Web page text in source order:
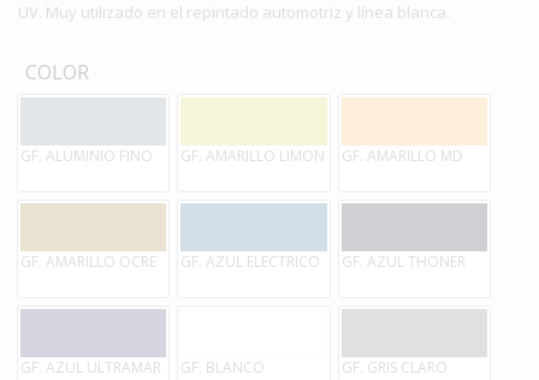
UV. Muy utilizado en el repintado automotriz y línea blanca.
COLOR
GF. ALUMINIO FINO GF. AMARILLO LIMON GF. AMARILLO MD
GF. AMARILLO OCRE GF. AZUL ELECTRICO GF. AZUL THONER
GF. AZUL ULTRAMAR GF. BLANCO GF. GRIS CLARO